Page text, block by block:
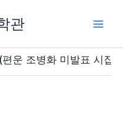
관
운 조병화 미발표 시